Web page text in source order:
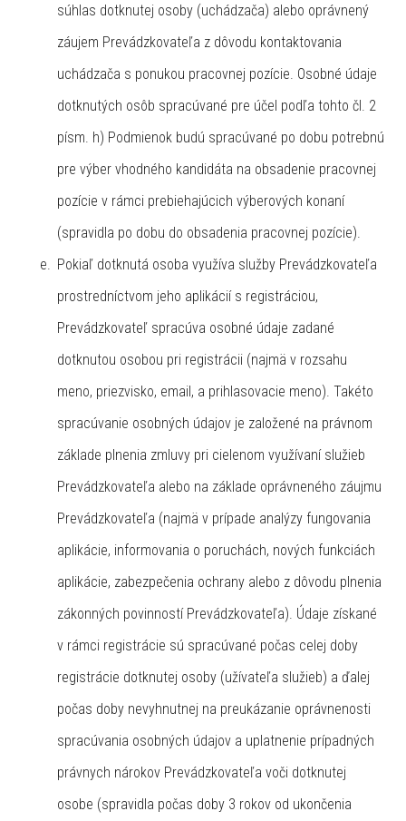
súhlas dotknutej osoby (uchádzača) alebo oprávnený
záujem Prevádzkovateľa z dôvodu kontaktovania
uchádzača s ponukou pracovnej pozície. Osobné údaje
dotknutých osôb spracúvané pre účel podľa tohto čl. 2
písm. h) Podmienok budú spracúvané po dobu potrebnú
pre výber vhodného kandidáta na obsadenie pracovnej
pozície v rámci prebiehajúcich výberových konaní
(spravidla po dobu do obsadenia pracovnej pozície).
Pokiaľ dotknutá osoba využíva služby Prevádzkovateľa
prostredníctvom jeho aplikácií s registráciou,
Prevádzkovateľ spracúva osobné údaje zadané
dotknutou osobou pri registrácii (najmä v rozsahu
meno, priezvisko, email, a prihlasovacie meno). Takéto
spracúvanie osobných údajov je založené na právnom
základe plnenia zmluvy pri cielenom využívaní služieb
Prevádzkovateľa alebo na základe oprávneného záujmu
Prevádzkovateľa (najmä v prípade analýzy fungovania
aplikácie, informovania o poruchách, nových funkciách
aplikácie, zabezpečenia ochrany alebo z dôvodu plnenia
zákonných povinností Prevádzkovateľa). Údaje získané
v rámci registrácie sú spracúvané počas celej doby
registrácie dotknutej osoby (užívateľa služieb) a ďalej
počas doby nevyhnutnej na preukázanie oprávnenosti
spracúvania osobných údajov a uplatnenie prípadných
právnych nárokov Prevádzkovateľa voči dotknutej
osobe (spravidla počas doby 3 rokov od ukončenia